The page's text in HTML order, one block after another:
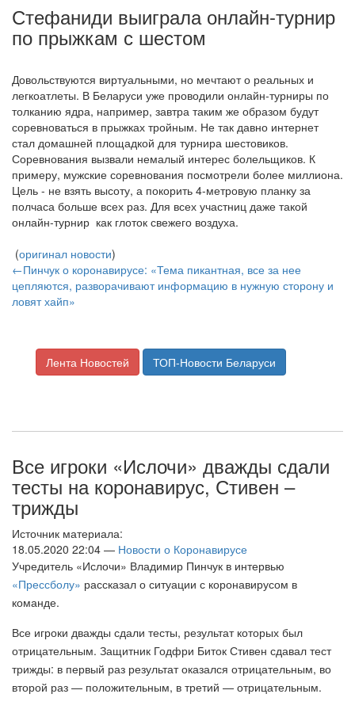
Стефаниди выиграла онлайн-турнир
по прыжкам с шестом
Довольствуются виртуальными, но мечтают о реальных и
легкоатлеты. В Беларуси уже проводили онлайн-турниры по
толканию ядра, например, завтра таким же образом будут
соревноваться в прыжках тройным. Не так давно интернет
стал домашней площадкой для турнира шестовиков.
Соревнования вызвали немалый интерес болельщиков. К
примеру, мужские соревнования посмотрели более миллиона.
Цель - не взять высоту, а покорить 4-метровую планку за
полчаса больше всех раз. Для всех участниц даже такой
онлайн-турнир как глоток свежего воздуха.
(оригинал новости)
←Пинчук о коронавирусе: «Тема пикантная, все за нее
цепляются, разворачивают информацию в нужную сторону и
ловят хайп»
Лента Новостей ТОП-Новости Беларуси
Все игроки «Ислочи» дважды сдали
тесты на коронавирус, Стивен –
трижды
Источник материала:
18.05.2020 22:04 — Новости о Коронавирусе
Учредитель «Ислочи» Владимир Пинчук в интервью
«Прессболу» рассказал о ситуации с коронавирусом в
команде.
Все игроки дважды сдали тесты, результат которых был
отрицательным. Защитник Годфри Биток Стивен сдавал тест
трижды: в первый раз результат оказался отрицательным, во
второй раз — положительным, в третий — отрицательным.